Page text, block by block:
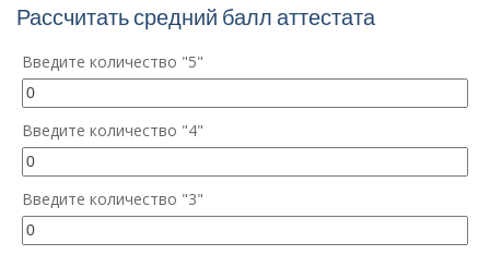
Рассчитать средний балл аттестата
Введите количество "5"
Введите количество "4"
Введите количество "3"